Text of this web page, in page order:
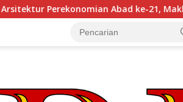
Abad ke-21, Maklumat Merdeka